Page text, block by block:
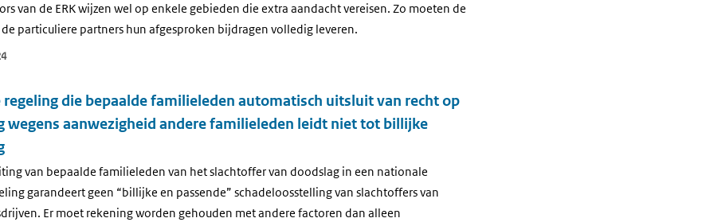
van de ERK wijzen wel op enkele gebieden die extra aandacht vereisen. Zo moeten de
de particuliere partners hun afgesproken bijdragen volledig leveren.
die bepaalde familieleden automatisch uitsluit van recht op
wegens aanwezigheid andere familieleden leidt niet tot billijke
van bepaalde familieleden van het slachtoffer van doodslag in een nationale
garandeert geen “billijke en passende” schadeloosstelling van slachtoffers van
Er moet rekening worden gehouden met andere factoren dan alleen